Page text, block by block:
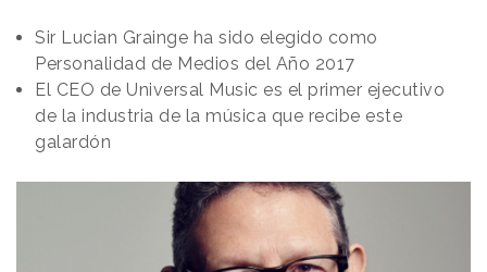
Sir Lucian Grainge ha sido elegido como
Personalidad de Medios del Año 2017
El CEO de Universal Music es el primer ejecutivo
de la industria de la música que recibe este
galardón